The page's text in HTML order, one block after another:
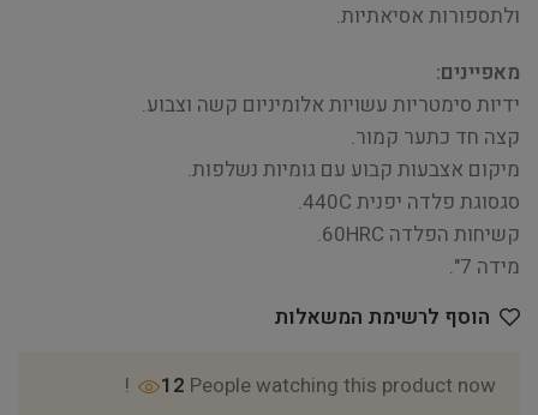
ולתספורות אסיאתיות.
מאפיינים:
ידיות סימטריות עשויות אלומיניום קשה וצבוע.
קצה חד כתער קמור.
מיקום אצבעות קבוע עם גומיות נשלפות.
סגסוגת פלדה יפנית 440C.
קשיחות הפלדה 60HRC.
מידה 7".
הוסף לרשימת המשאלות
12 People watching this product now!